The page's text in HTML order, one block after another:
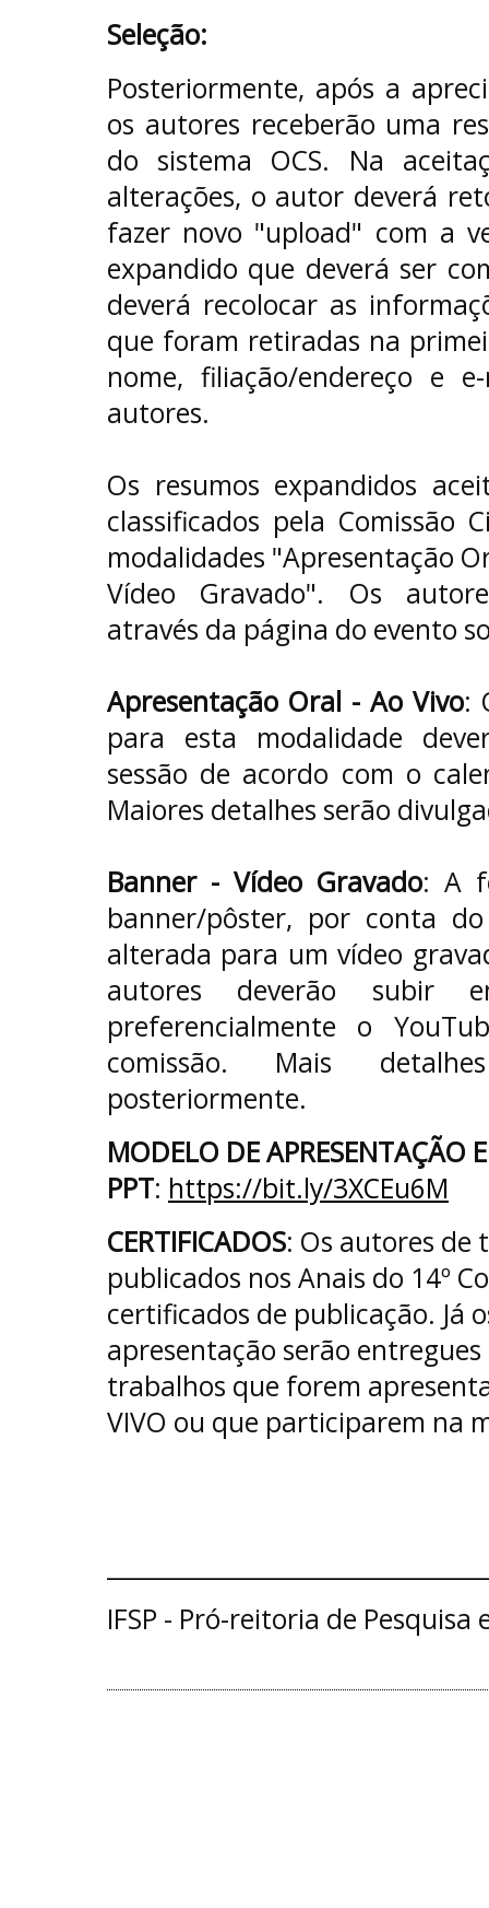
Seleção:
Posteriormente, após a
os autores receberão uma
do sistema OCS. Na
alterações, o autor deverá
fazer novo "upload" com a
expandido que deverá ser
deverá recolocar as
que foram retiradas na
nome, filiação/endereço e
autores.
Os resumos expandidos
classificados pela Comissão
modalidades "Apresentação
Vídeo Gravado". Os
através da página do evento
Apresentação Oral - Ao Vivo:
para esta modalidade
sessão de acordo com o
Maiores detalhes serão
Banner - Vídeo Gravado: A
banner/pôster, por conta
alterada para um vídeo
autores deverão subir
preferencialmente o
comissão. Mais
posteriormente.
MODELO DE APRESENTAÇÃO
PPT: https://bit.ly/3XCEu6M
CERTIFICADOS: Os autores de
publicados nos Anais do 14º
certificados de publicação. Já
apresentação serão
trabalhos que forem
VIVO ou que participarem na
IFSP - Pró-reitoria de Pesquisa